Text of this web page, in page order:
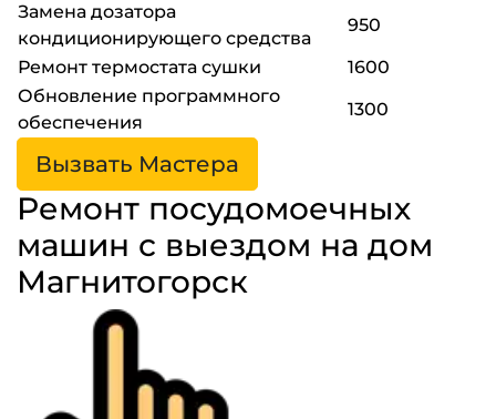
Замена дозатора
кондиционирующего средства
950
Ремонт термостата сушки
1600
Обновление программного
обеспечения
1300
Вызвать Мастера
Ремонт посудомоечных
машин с выездом на дом
Магнитогорск